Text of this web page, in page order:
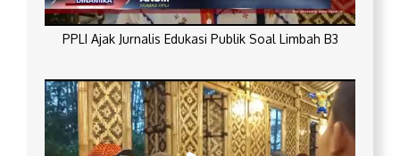
PPLI Ajak Jurnalis Edukasi Publik Soal Limbah B3